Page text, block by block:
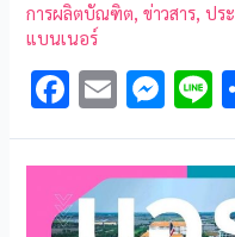
การผลิตบัณฑิต,ข่าวสาร,ปร
แบนเนอร์
F
ac
e
b
E
m
ai
l
M
es
se
n
n
e